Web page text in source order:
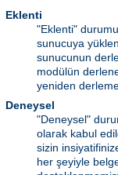
Eklenti
"Eklenti"
sunucuya
sunucunun
modülün
yeniden
Deneysel
"Deneysel"
olarak kabul
sizin
her şeyiyle